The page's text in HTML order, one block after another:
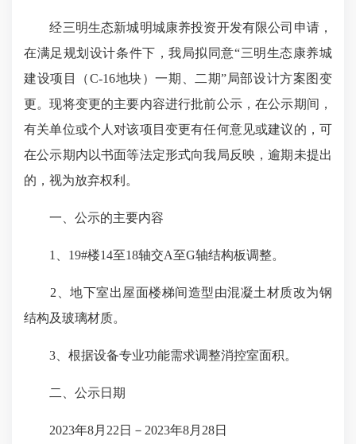
经三明生态新城明城康养投资开发有限公司申请，
在满足规划设计条件下，我局拟同意“三明生态康养城
建设项目（C-16地块）一期、二期”局部设计方案图变
更。现将变更的主要内容进行批前公示，在公示期间，
有关单位或个人对该项目变更有任何意见或建议的，可
在公示期内以书面等法定形式向我局反映，逾期未提出
的，视为放弃权利。
一、公示的主要内容
1、19#楼14至18轴交A至G轴结构板调整。
2、地下室出屋面楼梯间造型由混凝土材质改为钢
结构及玻璃材质。
3、根据设备专业功能需求调整消控室面积。
二、公示日期
2023年8月22日－2023年8月28日